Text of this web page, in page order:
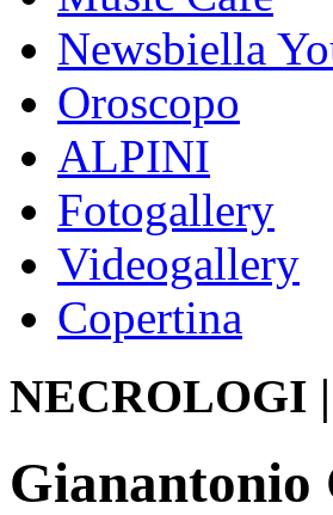
Newsbiella
Oroscopo
ALPINI
Fotogallery
Videogallery
Copertina
NECROLOGI |
Gianantonio